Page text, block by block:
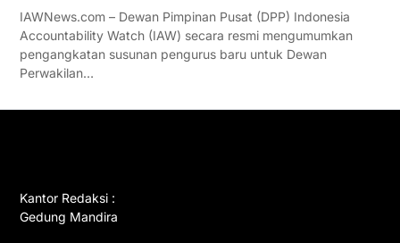
IAWNews.com – Dewan Pimpinan Pusat (DPP) Indonesia
Accountability Watch (IAW) secara resmi mengumumkan
pengangkatan susunan pengurus baru untuk Dewan
Perwakilan…
Kantor Redaksi :
Gedung Mandira